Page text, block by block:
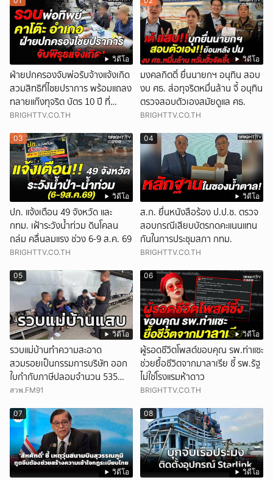
วิดีโอ
ฝ่ายปกครองจับพ่อรับจ้างแจ้งเกิด
สวมสิทธิที่ไชยปราการ พร้อมแถลง
ทลายแก๊งทุจริต บัตร 10 ปี ที่
แม่สอด
BRIGHTTV.CO.TH
วิดีโอ
มงคลกิตติ์ ยื่นนายกฯ อนุทิน สอบ
งบ ศธ. ส่อทุจริตหมื่นล้าน จี้ อนุทิน
ตรวจสอบตัวเองสมัยดูแล ศธ.
BRIGHTTV.CO.TH
วิดีโอ
03
ปภ. แจ้งเตือน 49 จังหวัด และ
กทม. เฝ้าระวังน้ำท่วม ดินโคลน
ถล่ม คลื่นลมแรง ช่วง 6-9 ส.ค. 69
BRIGHTTV.CO.TH
วิดีโอ
04
ส.ก. ยื่นหนังสือร้อง ป.ป.ช. ตรวจ
สอบกรณีเสียบบัตรกดคะแนนแทน
กันในการประชุมสภา กทม.
BRIGHTTV.CO.TH
วิดีโอ
05
รวบแม่บ้านทำความสะอาด
สวมรอยเป็นกรรมการบริษัท ออก
ใบกำกับภาษีปลอมจำนวน 535
ฉบับ รัฐเสียหายกว่า 129 ล้านบาท
สวพ.FM91
วิดีโอ
06
ผู้รอดชีวิตโพสต์ขอบคุณ รพ.ท่าแซะ
ช่วยยื้อชีวิตจากมาลาเรีย ชี้ รพ.รัฐ
ไม่ใช่โรงแรมห้าดาว
BRIGHTTV.CO.TH
วิดีโอ
07
วิดีโอ
08